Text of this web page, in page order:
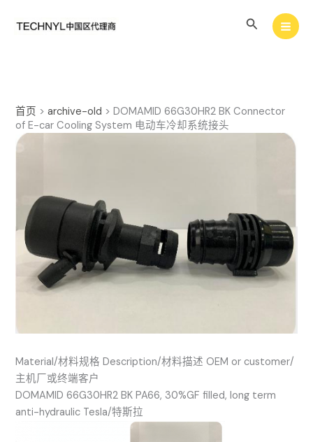
搜
首页 >archive-old >DOMAMID 66G30HR2 BK Connector
of E-car Cooling System 电动车冷却系统接头
Material/材料规格 Description/材料描述 OEM or customer/
主机厂或终端客户
DOMAMID 66G30HR2 BK PA66, 30%GF filled, long term
anti-hydraulic Tesla/特斯拉